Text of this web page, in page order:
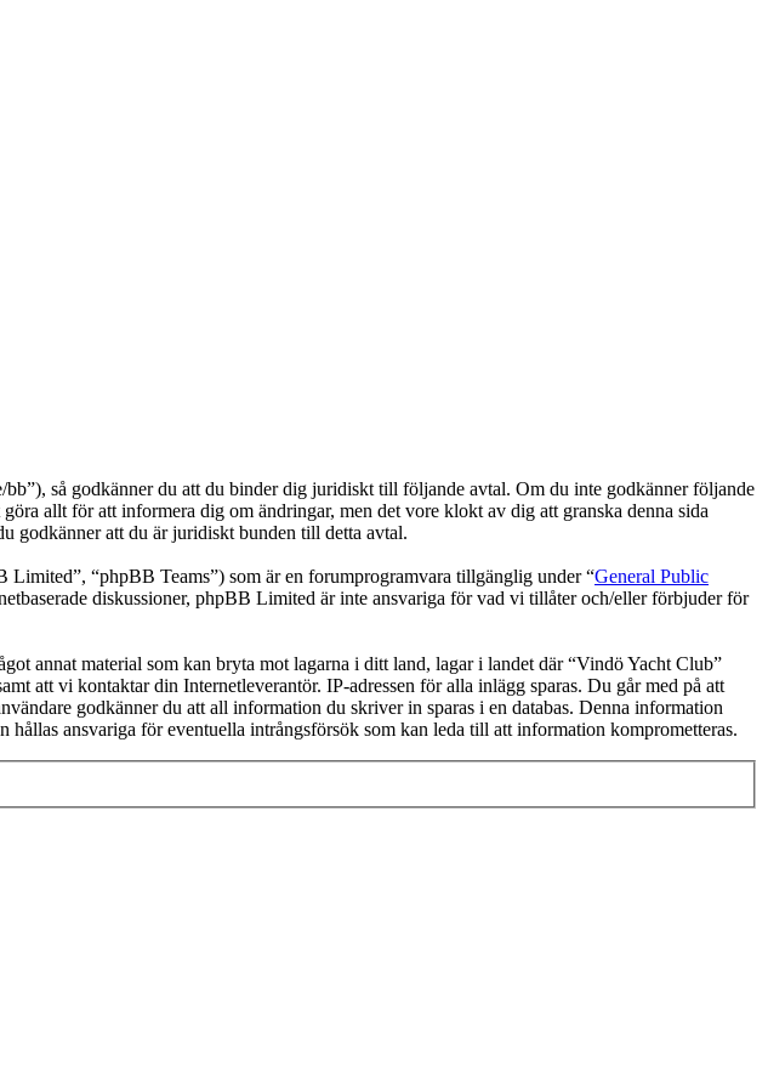
så godkänner du att du binder dig juridiskt till följande avtal. Om du inte godkänner följande
allt för att informera dig om ändringar, men det vore klokt av dig att granska denna sida
godkänner att du är juridiskt bunden till detta avtal.
“phpBB Teams”) som är en forumprogramvara tillgänglig under “General Public
diskussioner, phpBB Limited är inte ansvariga för vad vi tillåter och/eller förbjuder för
annat material som kan bryta mot lagarna i ditt land, lagar i landet där “Vindö Yacht Club”
att vi kontaktar din Internetleverantör. IP-adressen för alla inlägg sparas. Du går med på att
godkänner du att all information du skriver in sparas i en databas. Denna information
ansvariga för eventuella intrångsförsök som kan leda till att information komprometteras.